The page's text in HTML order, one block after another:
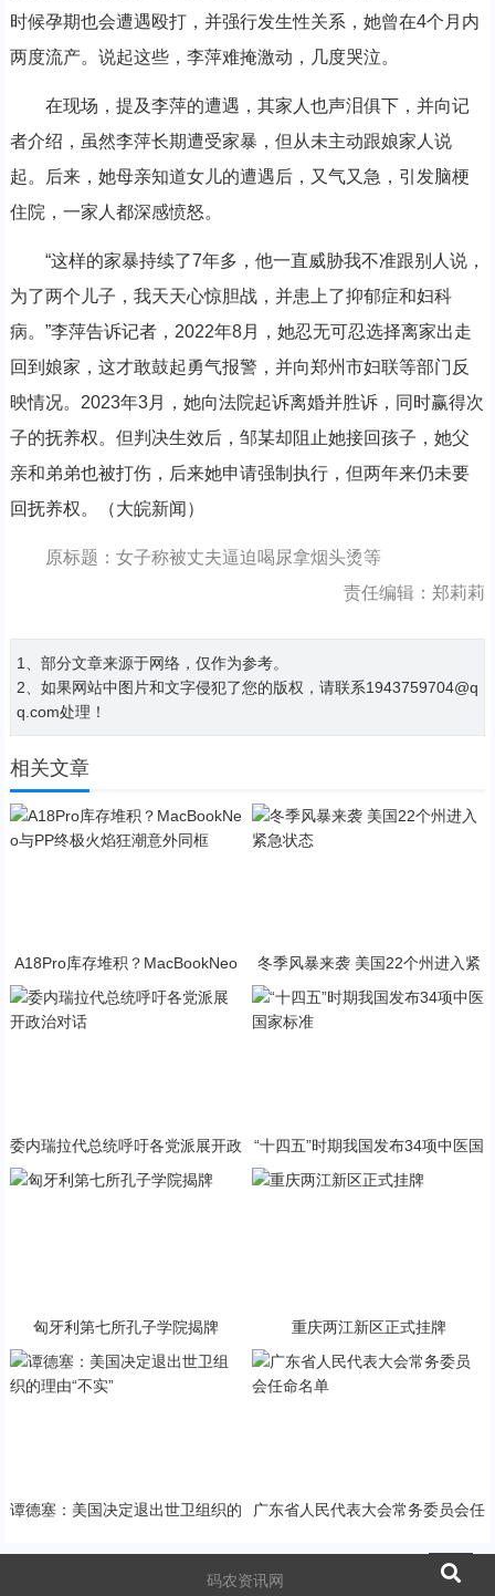
时候孕期也会遭遇殴打，并强行发生性关系，她曾在4个月内
两度流产。说起这些，李萍难掩激动，几度哭泣。
在现场，提及李萍的遭遇，其家人也声泪俱下，并向记
者介绍，虽然李萍长期遭受家暴，但从未主动跟娘家人说
起。后来，她母亲知道女儿的遭遇后，又气又急，引发脑梗
住院，一家人都深感愤怒。
“这样的家暴持续了7年多，他一直威胁我不准跟别人说，
为了两个儿子，我天天心惊胆战，并患上了抑郁症和妇科
病。”李萍告诉记者，2022年8月，她忍无可忍选择离家出走
回到娘家，这才敢鼓起勇气报警，并向郑州市妇联等部门反
映情况。2023年3月，她向法院起诉离婚并胜诉，同时赢得次
子的抚养权。但判决生效后，邹某却阻止她接回孩子，她父
亲和弟弟也被打伤，后来她申请强制执行，但两年来仍未要
回抚养权。（大皖新闻）
原标题：女子称被丈夫逼迫喝尿拿烟头烫等
责任编辑：郑莉莉
1、部分文章来源于网络，仅作为参考。
2、如果网站中图片和文字侵犯了您的版权，请联系1943759704@q
q.com处理！
相关文章
A18Pro库存堆积？MacBookNeo
冬季风暴来袭 美国22个州进入紧
委内瑞拉代总统呼吁各党派展开政
“十四五”时期我国发布34项中医国
匈牙利第七所孔子学院揭牌 重庆两江新区正式挂牌
谭德塞：美国决定退出世卫组织的
广东省人民代表大会常务委员会任
码农资讯网